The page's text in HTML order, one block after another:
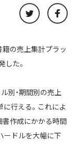
籍の売上集計プラッ
した。
別・期間別の売上
行える。これによ
書作成にかかる時間
ードルを大幅に下